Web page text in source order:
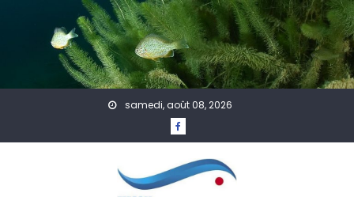
Skip to content
samedi, août 08, 2026